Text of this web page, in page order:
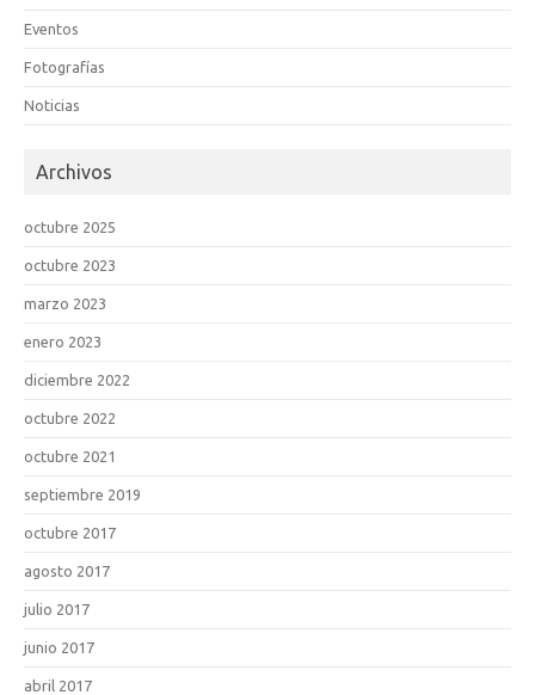
Eventos
Fotografías
Noticias
Archivos
octubre 2025
octubre 2023
marzo 2023
enero 2023
diciembre 2022
octubre 2022
octubre 2021
septiembre 2019
octubre 2017
agosto 2017
julio 2017
junio 2017
abril 2017